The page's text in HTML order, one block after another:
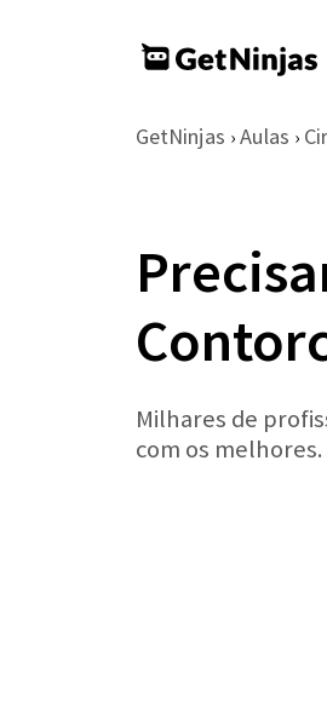
GetNinjas › Aulas ›
Milhares de
com os melhores.